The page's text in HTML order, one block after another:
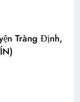
Tràng Định,